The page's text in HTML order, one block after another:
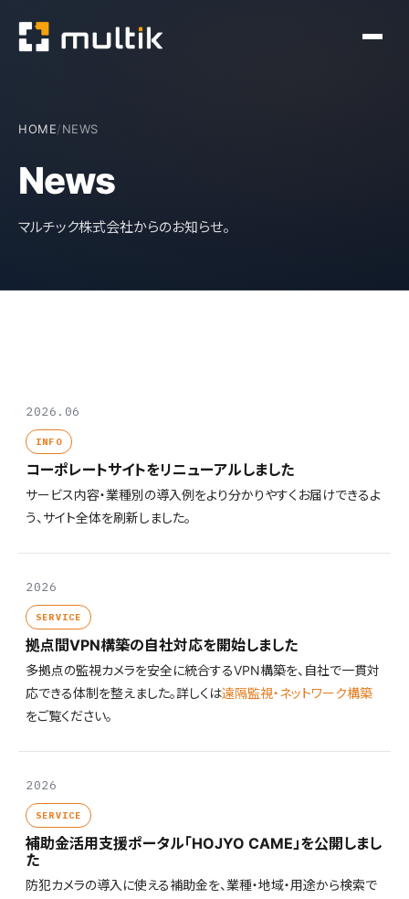
HOME/NEWS
News
マルチック株式会社からのお知らせ。
2026.06
INFO
コーポレートサイトをリニューアルしました
サービス内容・業種別の導入例をより分かりやすくお届けできるよ
う、サイト全体を刷新しました。
2026
SERVICE
拠点間VPN構築の自社対応を開始しました
多拠点の監視カメラを安全に統合するVPN構築を、自社で一貫対
応できる体制を整えました。詳しくは遠隔監視・ネットワーク構築
をご覧ください。
2026
SERVICE
補助金活用支援ポータル「HOJYO CAME」を公開しまし
た
防犯カメラの導入に使える補助金を、業種・地域・用途から検索で